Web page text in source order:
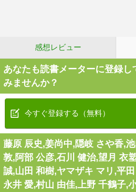
感想レビュー
あなたも読書メーターに登録し
みませんか？
今すぐ登録する（無料）
藤原 辰史,姜尚中,隠岐 さや香,
敦,阿部 公彦,石川 健治,望月 衣
誠,山田 和樹,ヤマザキ マリ,平
永井 愛,村山 由佳,上野 千鶴子,